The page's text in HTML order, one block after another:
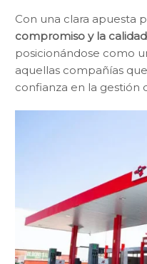
Con una clara apuesta
compromiso y la calidad
posicionándose como
aquellas compañías
confianza en la gestión